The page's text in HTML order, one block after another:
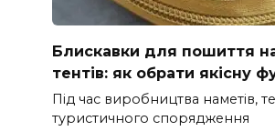
Блискавки для пошиття
тентів: як обрати якісну
Під час виробництва наметів,
туристичного спорядження